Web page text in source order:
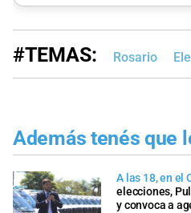
#TEMAS: Rosario
Además tenés que
A las 18, en el
elecciones,
y convoca a